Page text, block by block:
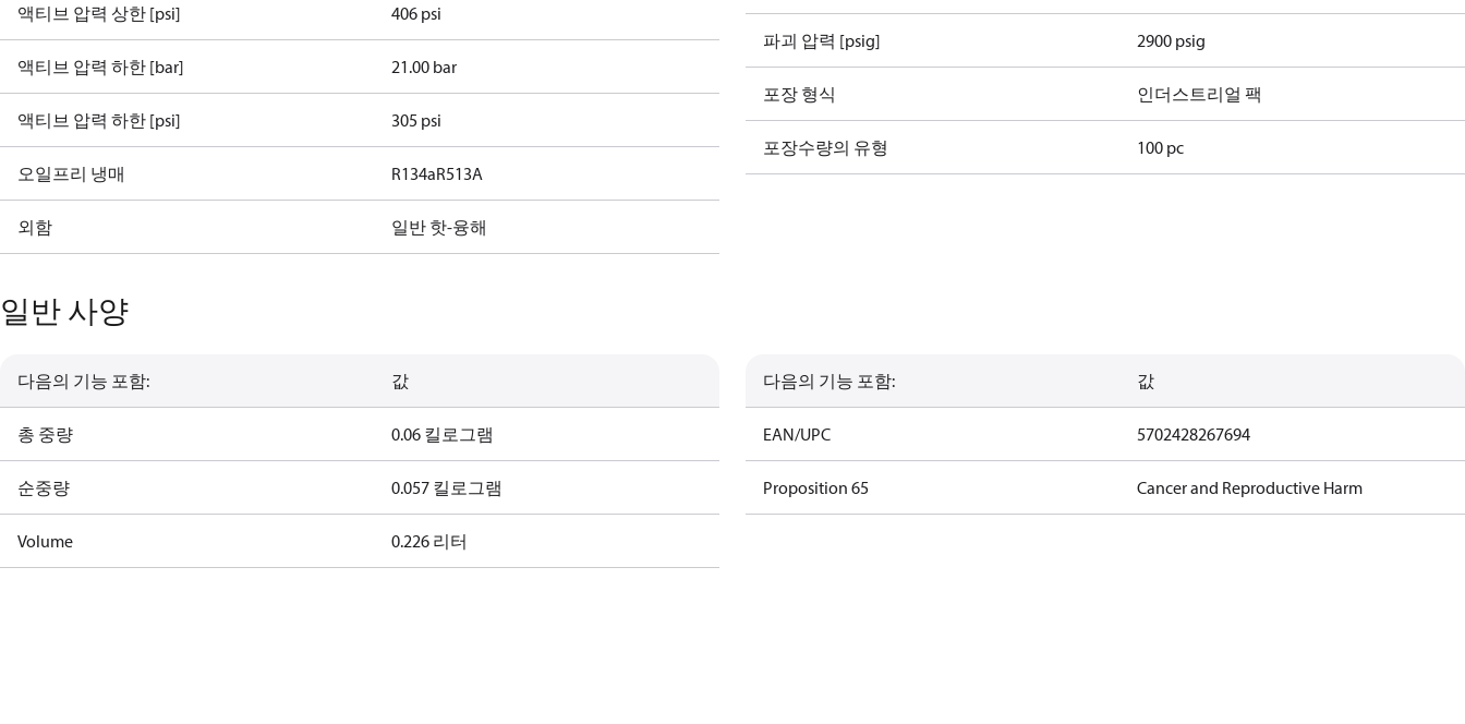
액티브 압력 상한 [psi] 406 psi
액티브 압력 하한 [bar] 21.00 bar
액티브 압력 하한 [psi] 305 psi
오일프리 냉매 R134aR513A
외함 일반 핫-융해
파괴 압력 [psig] 2900 psig
포장 형식 인더스트리얼 팩
포장수량의 유형 100 pc
일반 사양
다음의 기능 포함: 값
총 중량 0.06 킬로그램
순중량 0.057 킬로그램
Volume 0.226 리터
다음의 기능 포함: 값
EAN/UPC 5702428267694
Proposition 65 Cancer and Reproductive Harm